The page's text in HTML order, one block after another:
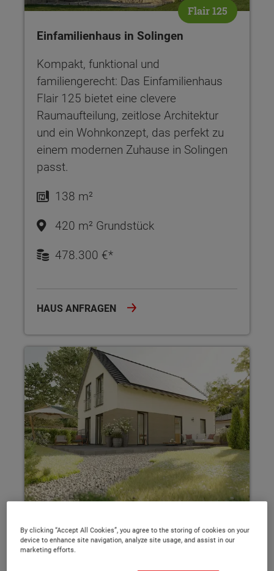
Flair 125
Einfamilienhaus in Solingen
Kompakt, funktional und
familiengerecht: Das Einfamilienhaus
Flair 125 bietet eine clevere
Raumaufteilung, zeitlose Architektur
und ein Wohnkonzept, das perfekt zu
einem modernen Zuhause in Solingen
passt.
138 m²
420 m² Grundstück
478.300 €*
HAUS ANFRAGEN
Einfamilienhaus in Solingen
Einfamilienhaus in Solingen
By clicking “Accept All Cookies”, you agree to the storing of cookies on your
device to enhance site navigation, analyze site usage, and assist in our
marketing efforts.